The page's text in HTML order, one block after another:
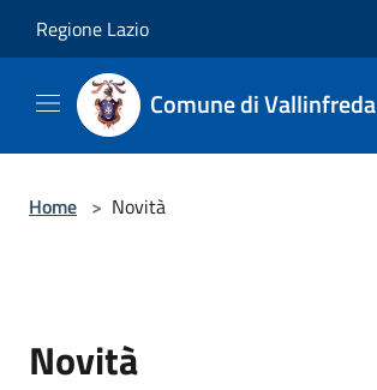
Regione Lazio
Comune di Vallinfreda
Home > Novità
Novità